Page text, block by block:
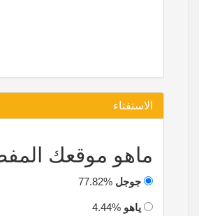
الاستفتاء
ماهو موقعك
جوجل
ياهو